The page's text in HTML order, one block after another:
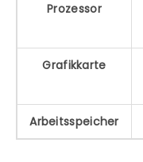
Prozessor
Grafikkarte
Arbeitsspeicher